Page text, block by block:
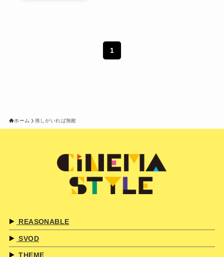
1
ホーム 推しがいれば無敵
REASONABLE
SVOD
THEME